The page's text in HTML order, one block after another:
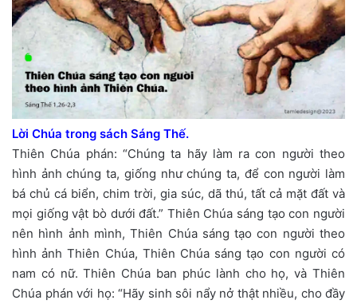
Lời Chúa trong sách Sáng Thế.
Thiên Chúa phán: “Chúng ta hãy làm ra con người theo
hình ảnh chúng ta, giống như chúng ta, để con người làm
bá chủ cá biển, chim trời, gia súc, dã thú, tất cả mặt đất và
mọi giống vật bò dưới đất.” Thiên Chúa sáng tạo con người
nên hình ảnh mình, Thiên Chúa sáng tạo con người theo
hình ảnh Thiên Chúa, Thiên Chúa sáng tạo con người có
nam có nữ. Thiên Chúa ban phúc lành cho họ, và Thiên
Chúa phán với họ: “Hãy sinh sôi nẩy nở thật nhiều, cho đầy